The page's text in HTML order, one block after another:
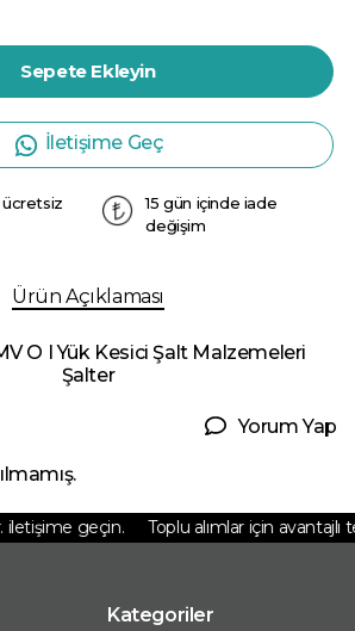
Sepete Ekleyin
İletişime Geç
15 gün içinde iade
değişim
Ürün Açıklaması
O I Yük Kesici Şalt Malzemeleri
Şalter
Yorum Yap
geçin. Toplu alımlar için avantajlı
Kategoriler